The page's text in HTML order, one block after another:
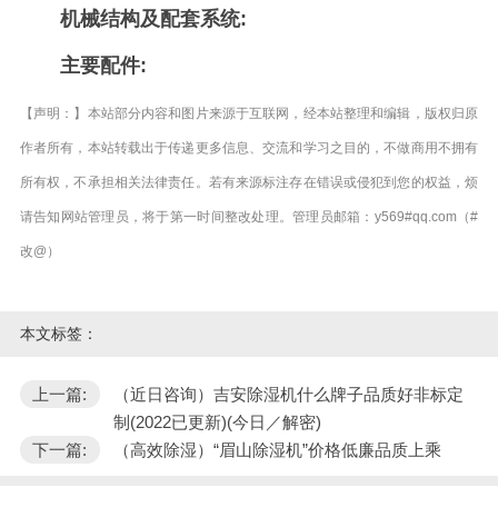
机械结构及配套系统:
主要配件:
【声明：】本站部分内容和图片来源于互联网，经本站整理和编辑，版权归原
作者所有，本站转载出于传递更多信息、交流和学习之目的，不做商用不拥有
所有权，不承担相关法律责任。若有来源标注存在错误或侵犯到您的权益，烦
请告知网站管理员，将于第一时间整改处理。管理员邮箱：y569#qq.com（#
改@）
本文标签：
上一篇:
（近日咨询）吉安除湿机什么牌子品质好非标定
制(2022已更新)(今日／解密)
下一篇:
（高效除湿）“眉山除湿机”价格低廉品质上乘